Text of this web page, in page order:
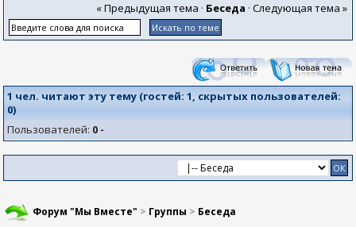
« Предыдущая тема · Беседа · Следующая тема »
1 чел. читают эту тему (гостей:1, скрытых пользователей:
0)
Пользователей: 0 -
Форум "Мы Вместе" > Группы > Беседа